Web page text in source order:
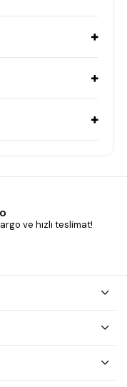
ve hızlı teslimat!